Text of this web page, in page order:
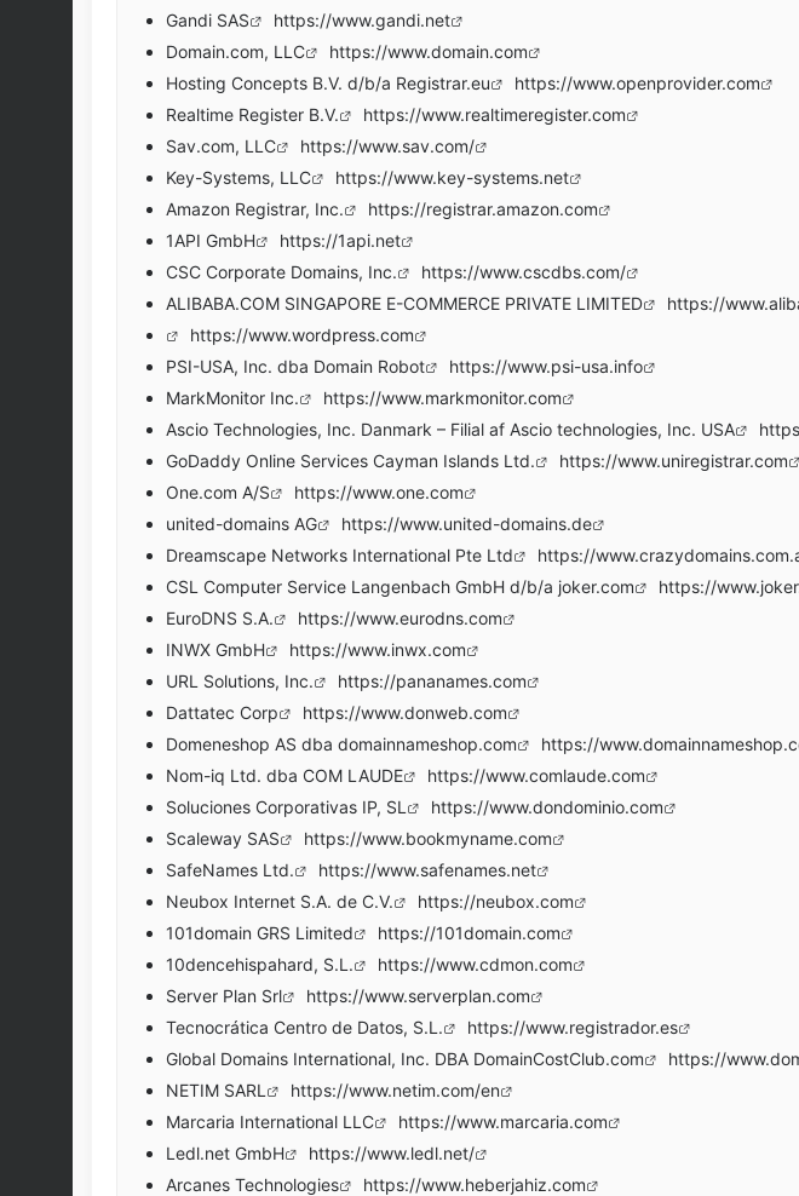
Gandi SAS
https://www.gandi.net
Domain.com, LLC
https://www.domain.com
Hosting Concepts B.V. d/b/a Registrar.eu
https://www.openprovider.com
Realtime Register B.V.
https://www.realtimeregister.com
Sav.com, LLC
https://www.sav.com/
Key-Systems, LLC
https://www.key-systems.net
Amazon Registrar, Inc.
https://registrar.amazon.com
1API GmbH
https://1api.net
CSC Corporate Domains, Inc.
https://www.cscdbs.com/
ALIBABA.COM SINGAPORE E-COMMERCE PRIVATE LIMITED
https://
https://www.wordpress.com
PSI-USA, Inc. dba Domain Robot
https://www.psi-usa.info
MarkMonitor Inc.
https://www.markmonitor.com
Ascio Technologies, Inc. Danmark – Filial af Ascio technologies, Inc. USA
GoDaddy Online Services Cayman Islands Ltd.
https://www.uniregistrar.com
One.com A/S
https://www.one.com
united-domains AG
https://www.united-domains.de
Dreamscape Networks International Pte Ltd
https://
CSL Computer Service Langenbach GmbH d/b/a joker.com
https://
EuroDNS S.A.
https://www.eurodns.com
INWX GmbH
https://www.inwx.com
URL Solutions, Inc.
https://pananames.com
Dattatec Corp
https://www.donweb.com
Domeneshop AS dba domainnameshop.com
https://
Nom-iq Ltd. dba COM LAUDE
https://www.comlaude.com
Soluciones Corporativas IP, SL
https://www.dondominio.com
Scaleway SAS
https://www.bookmyname.com
SafeNames Ltd.
https://www.safenames.net
Neubox Internet S.A. de C.V.
https://neubox.com
101domain GRS Limited
https://101domain.com
10dencehispahard, S.L.
https://www.cdmon.com
Server Plan Srl
https://www.serverplan.com
Tecnocrática Centro de Datos, S.L.
https://www.registrador.es
Global Domains International, Inc. DBA DomainCostClub.com
https://
NETIM SARL
https://www.netim.com/en
Marcaria International LLC
https://www.marcaria.com
Ledl.net GmbH
https://www.ledl.net/
Arcanes Technologies
https://www.heberjahiz.com